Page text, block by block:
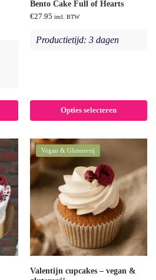
Bento Cake Full of Hearts
€27.95 incl. BTW
Productietijd: 3 dagen
Opties selecteren
Vegan & Glutenvrij
Valentijn cupcakes – vegan &